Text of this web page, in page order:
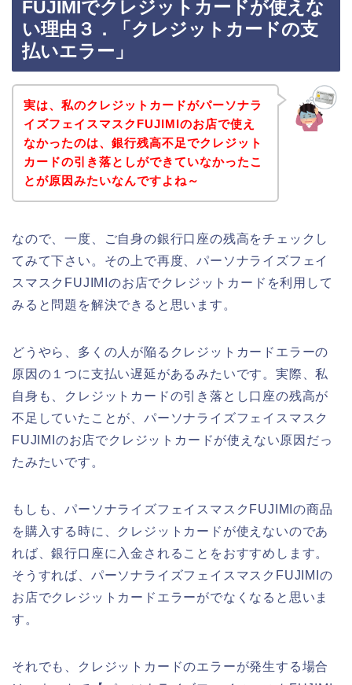
FUJIMIでクレジットカードが使えな
い理由３．「クレジットカードの支
払いエラー」
実は、私のクレジットカードがパーソナラ
イズフェイスマスクFUJIMIのお店で使え
なかったのは、銀行残高不足でクレジット
カードの引き落としができていなかったこ
とが原因みたいなんですよね～
なので、一度、ご自身の銀行口座の残高をチェックし
てみて下さい。その上で再度、パーソナライズフェイ
スマスクFUJIMIのお店でクレジットカードを利用して
みると問題を解決できると思います。
どうやら、多くの人が陥るクレジットカードエラーの
原因の１つに支払い遅延があるみたいです。実際、私
自身も、クレジットカードの引き落とし口座の残高が
不足していたことが、パーソナライズフェイスマスク
FUJIMIのお店でクレジットカードが使えない原因だっ
たみたいです。
もしも、パーソナライズフェイスマスクFUJIMIの商品
を購入する時に、クレジットカードが使えないのであ
れば、銀行口座に入金されることをおすすめします。
そうすれば、パーソナライズフェイスマスクFUJIMIの
お店でクレジットカードエラーがでなくなると思いま
す。
それでも、クレジットカードのエラーが発生する場合